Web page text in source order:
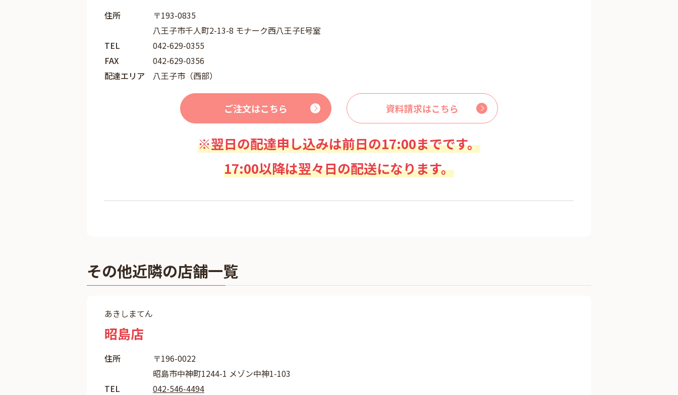
住所
〒193-0835
八王子市千人町2-13-8 モナーク西八王子E号室
TEL
042-629-0355
FAX
042-629-0356
配達エリア
八王子市（西部）
ご注文はこちら 資料請求はこちら
※翌日の配達申し込みは前日の17:00までです。
17:00以降は翌々日の配送になります。
その他近隣の店舗一覧
あきしまてん
昭島店
住所
〒196-0022
昭島市中神町1244-1 メゾン中神1-103
TEL
042-546-4494